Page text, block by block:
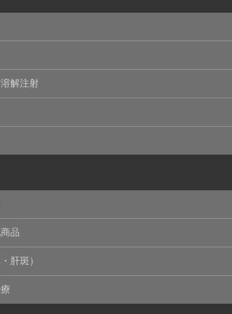
なくなる場合がありますのでご留意
するWEBサイトでは、アクセスログ
情報をサーバ上に記録しています。
サイトの保守管理や利用状況に関す
使用されます。それ以外の目的で使
ません。
応じて、改定される場合がありま
て効力を生じるものとします。
解注射
品
肝斑）